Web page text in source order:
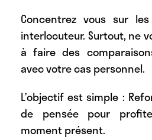
Concentrez vous sur
interlocuteur. Surtout, ne
à faire des
avec votre cas personnel.
L’objectif est simple :
de pensée pour
moment présent.